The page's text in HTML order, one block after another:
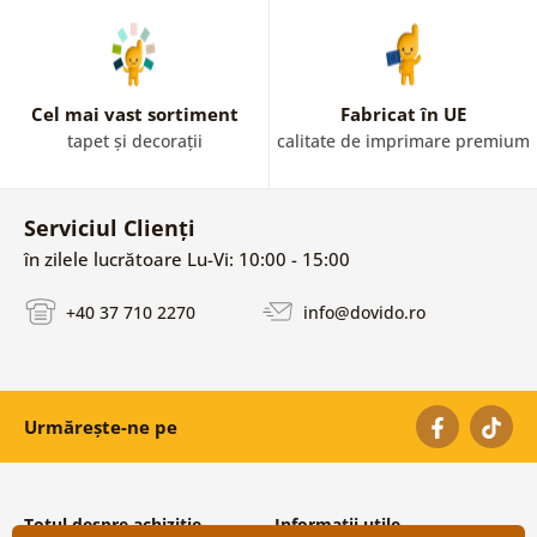
Cel mai vast sortiment
tapet și decorații
Fabricat în UE
calitate de imprimare premium
Serviciul Clienți
în zilele lucrătoare Lu-Vi: 10:00 - 15:00
+40 37 710 2270 info@dovido.ro
Urmărește-ne pe
Totul despre achiziție Informații utile